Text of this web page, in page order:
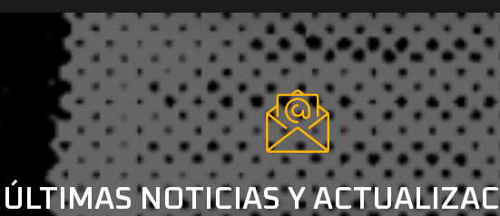
ÚLTIMAS NOTICIAS Y